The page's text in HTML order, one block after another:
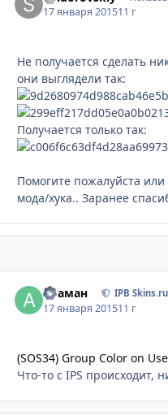
17 января 201511 г
Не получается сделать
они выглядели так:
Получается только так:
Помогите пожалуйста
мода/хука.. Заранее
Атаман IPB
17 января 201511 г
(SOS34) Group Color on
Что-то с IPS происходит,